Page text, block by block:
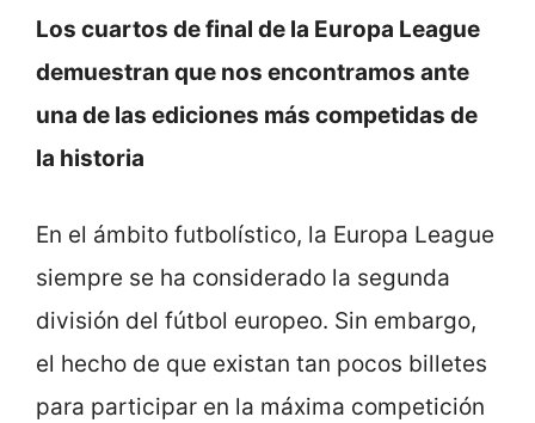
Los cuartos de final de la Europa League
demuestran que nos encontramos ante
una de las ediciones más competidas de
la historia
En el ámbito futbolístico, la Europa League
siempre se ha considerado la segunda
división del fútbol europeo. Sin embargo,
el hecho de que existan tan pocos billetes
para participar en la máxima competición